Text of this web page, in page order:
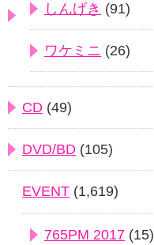
しんげき (91)
ワケミニ (26)
CD (49)
DVD/BD (105)
EVENT (1,619)
765PM 2017 (15)